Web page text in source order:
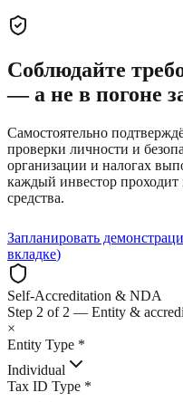
Соблюдайте
— а не в погоне
Самостоятельно
проверки личности и
организации и налогах
каждый инвестор проходит
средства.
Запланировать
вкладке)
Self-Accreditation & NDA
Step 2 of 2 — Entity &
×
Entity Type *
Individual
Tax ID Type *